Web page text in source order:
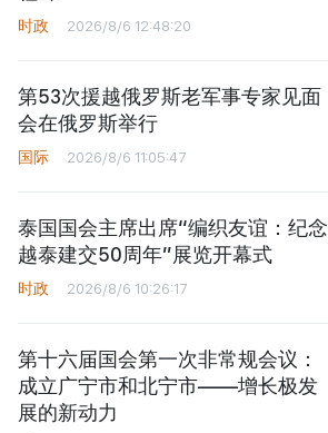
时政 2026/8/6 12:48:20
第53次援越俄罗斯老军事专家见面
会在俄罗斯举行
国际 2026/8/6 11:05:47
泰国国会主席出席“编织友谊：纪念
越泰建交50周年”展览开幕式
时政 2026/8/6 10:26:17
第十六届国会第一次非常规会议：
成立广宁市和北宁市——增长极发
展的新动力